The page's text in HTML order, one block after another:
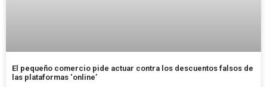
El pequeño comercio pide actuar contra los descuentos falsos de
las plataformas ‘online’